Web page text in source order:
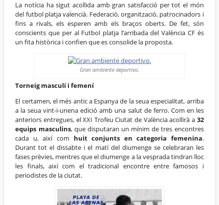
La notícia ha sigut acollida amb gran satisfacció per tot el món
del futbol platja valencià. Federació, organització, patrocinadors i
fins a rivals, els esperen amb els braços oberts. De fet, són
conscients que per al Futbol platja l’arribada del València CF és
un fita històrica i confien que es consolide la proposta.
Gran ambiente deportivo.
Torneig masculí i femení
El certamen, el més antic a Espanya de la seua especialitat, arriba
a la seua vint-i-unena edició amb una salut de ferro. Com en les
anteriors entregues, el XXI Trofeu Ciutat de València acollirà a 32
equips masculins, que disputaran un mínim de tres encontres
cada u, així com huit conjunts en categoria femenina.
Durant tot el dissabte i el matí del diumenge se celebraran les
fases prèvies, mentres que el diumenge a la vesprada tindran lloc
les finals, així com el tradicional encontre entre famosos i
periodistes de la ciutat.